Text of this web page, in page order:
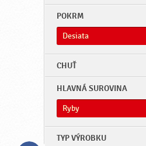
Română
Deutsch
POKRM
Desiata
CHUŤ
HLAVNÁ SUROVINA
Ryby
TYP VÝROBKU